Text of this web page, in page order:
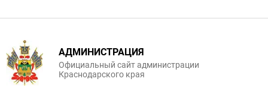
АДМИНИСТРАЦИЯ
Официальный сайт администрации
Краснодарского края